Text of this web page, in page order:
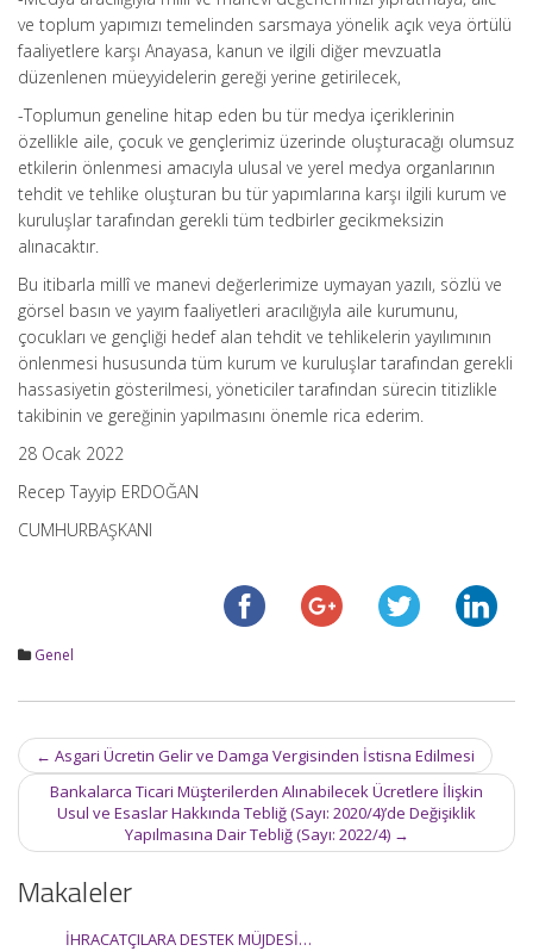
ve toplum yapımızı temelinden sarsmaya yönelik açık veya örtülü
faaliyetlere karşı Anayasa, kanun ve ilgili diğer mevzuatla
düzenlenen müeyyidelerin gereği yerine getirilecek,
-Toplumun geneline hitap eden bu tür medya içeriklerinin
özellikle aile, çocuk ve gençlerimiz üzerinde oluşturacağı olumsuz
etkilerin önlenmesi amacıyla ulusal ve yerel medya organlarının
tehdit ve tehlike oluşturan bu tür yapımlarına karşı ilgili kurum ve
kuruluşlar tarafından gerekli tüm tedbirler gecikmeksizin
alınacaktır.
Bu itibarla millî ve manevi değerlerimize uymayan yazılı, sözlü ve
görsel basın ve yayım faaliyetleri aracılığıyla aile kurumunu,
çocukları ve gençliği hedef alan tehdit ve tehlikelerin yayılımının
önlenmesi hususunda tüm kurum ve kuruluşlar tarafından gerekli
hassasiyetin gösterilmesi, yöneticiler tarafından sürecin titizlikle
takibinin ve gereğinin yapılmasını önemle rica ederim.
28 Ocak 2022
Recep Tayyip ERDOĞAN
CUMHURBAŞKANI
Genel
Post
navigation
← Asgari Ücretin Gelir ve Damga Vergisinden İstisna Edilmesi
Bankalarca Ticari Müşterilerden Alınabilecek Ücretlere İlişkin
Usul ve Esaslar Hakkında Tebliğ (Sayı: 2020/4)’de Değişiklik
Yapılmasına Dair Tebliğ (Sayı: 2022/4) →
Makaleler
İHRACATÇILARA DESTEK MÜJDESİ…